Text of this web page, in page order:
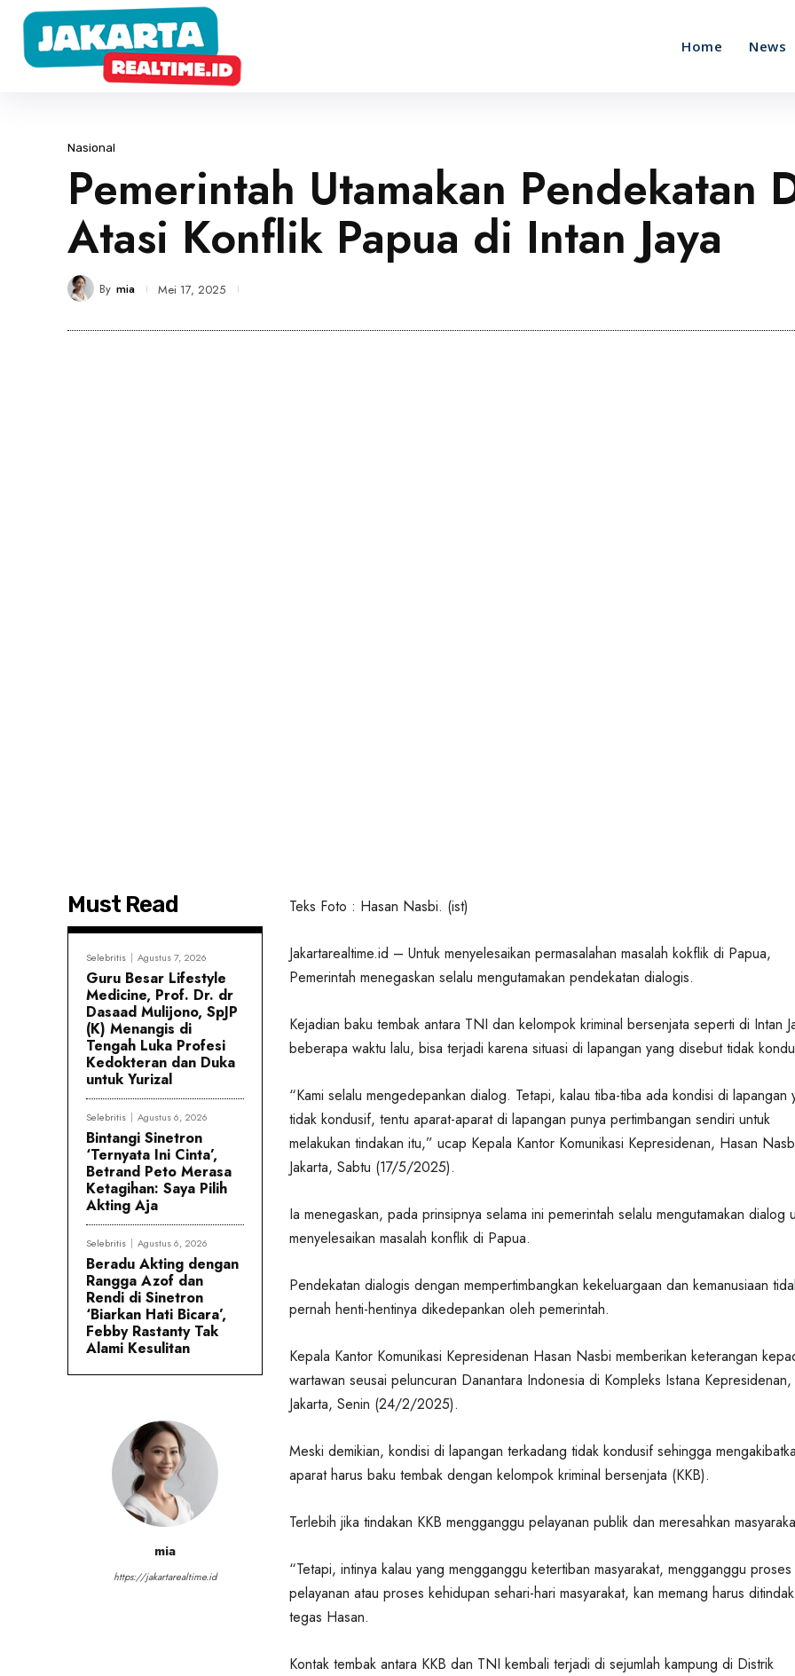
Home News
Nasional
Pemerintah Utamakan Pendekatan
Atasi Konflik Papua di Intan Jaya
By mia Mei 17, 2025
Must Read
Selebritis Agustus 7, 2026
Guru Besar Lifestyle
Medicine, Prof. Dr. dr
Dasaad Mulijono, SpJP
(K) Menangis di
Tengah Luka Profesi
Kedokteran dan Duka
untuk Yurizal
Selebritis Agustus 6, 2026
Bintangi Sinetron
‘Ternyata Ini Cinta’,
Betrand Peto Merasa
Ketagihan: Saya Pilih
Akting Aja
Selebritis Agustus 6, 2026
Beradu Akting dengan
Rangga Azof dan
Rendi di Sinetron
‘Biarkan Hati Bicara’,
Febby Rastanty Tak
Alami Kesulitan
mia
https://jakartarealtime.id
Teks Foto : Hasan Nasbi. (ist)
Jakartarealtime.id – Untuk menyelesaikan permasalahan masalah kokflik di Papua,
Pemerintah menegaskan selalu mengutamakan pendekatan dialogis.
Kejadian baku tembak antara TNI dan kelompok kriminal bersenjata seperti di Intan
beberapa waktu lalu, bisa terjadi karena situasi di lapangan yang disebut tidak
“Kami selalu mengedepankan dialog. Tetapi, kalau tiba-tiba ada kondisi di lapangan
tidak kondusif, tentu aparat-aparat di lapangan punya pertimbangan sendiri untuk
melakukan tindakan itu,” ucap Kepala Kantor Komunikasi Kepresidenan, Hasan
Jakarta, Sabtu (17/5/2025).
Ia menegaskan, pada prinsipnya selama ini pemerintah selalu mengutamakan dialog
menyelesaikan masalah konflik di Papua.
Pendekatan dialogis dengan mempertimbangkan kekeluargaan dan kemanusiaan
pernah henti-hentinya dikedepankan oleh pemerintah.
Kepala Kantor Komunikasi Kepresidenan Hasan Nasbi memberikan keterangan
wartawan seusai peluncuran Danantara Indonesia di Kompleks Istana Kepresidenan,
Jakarta, Senin (24/2/2025).
Meski demikian, kondisi di lapangan terkadang tidak kondusif sehingga
aparat harus baku tembak dengan kelompok kriminal bersenjata (KKB).
Terlebih jika tindakan KKB mengganggu pelayanan publik dan meresahkan
“Tetapi, intinya kalau yang mengganggu ketertiban masyarakat, mengganggu proses
pelayanan atau proses kehidupan sehari-hari masyarakat, kan memang harus
tegas Hasan.
Kontak tembak antara KKB dan TNI kembali terjadi di sejumlah kampung di Distrik